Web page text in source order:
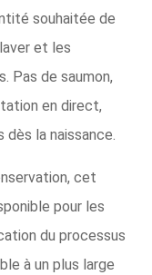
souhaitée de
et les
Pas de saumon,
en direct,
la naissance.
cet
pour les
du processus
à un plus large